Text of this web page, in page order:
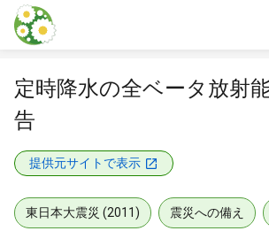
本文に飛ぶ
定時降水の全ベータ放射
告
提供元サイトで表示
東日本大震災 (2011) 震災への備え